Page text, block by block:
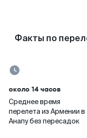
Факты по
около 14 часов
Среднее время
перелета из Армении в
Анапу без пересадок